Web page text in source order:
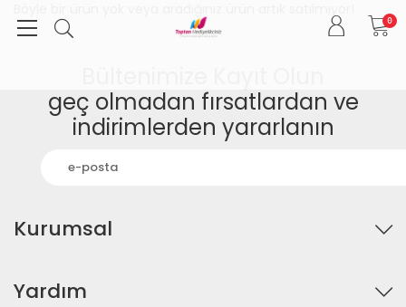
0
geç olmadan fırsatlardan ve
indirimlerden yararlanın
Kurumsal
Yardım